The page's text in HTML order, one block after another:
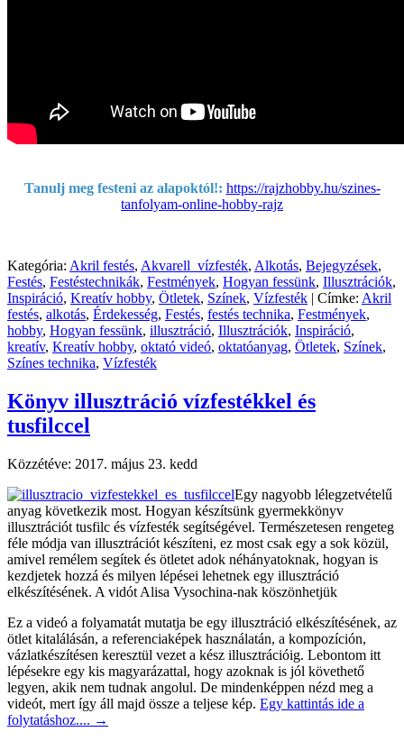
Tanulj meg festeni az alapoktól!: https://rajzhobby.hu/szines-
tanfolyam-online-hobby-rajz
Kategória: Akril festés, Akvarell_vízfesték, Alkotás, Bejegyzések,
Festés, Festéstechnikák, Festmények, Hogyan fessünk, Illusztrációk,
Inspiráció, Kreatív hobby, Ötletek, Színek, Vízfesték | Címke: Akril
festés, alkotás, Érdekesség, Festés, festés technika, Festmények,
hobby, Hogyan fessünk, illusztráció, Illusztrációk, Inspiráció,
kreatív, Kreatív hobby, oktató videó, oktatóanyag, Ötletek, Színek,
Színes technika, Vízfesték
Könyv illusztráció vízfestékkel és
tusfilccel
Közzétéve: 2017. május 23. kedd
Egy nagyobb lélegzetvételű
anyag következik most. Hogyan készítsünk gyermekkönyv
illusztrációt tusfilc és vízfesték segítségével. Természetesen rengeteg
féle módja van illusztrációt készíteni, ez most csak egy a sok közül,
amivel remélem segítek és ötletet adok néhányatoknak, hogyan is
kezdjetek hozzá és milyen lépései lehetnek egy illusztráció
elkészítésének. A vidót Alisa Vysochina-nak köszönhetjük
Ez a videó a folyamatát mutatja be egy illusztráció elkészítésének, az
ötlet kitalálásán, a referenciaképek használatán, a kompozíción,
vázlatkészítésen keresztül vezet a kész illusztrációig. Lebontom itt
lépésekre egy kis magyarázattal, hogy azoknak is jól követhető
legyen, akik nem tudnak angolul. De mindenképpen nézd meg a
videót, mert így áll majd össze a teljese kép. Egy kattintás ide a
folytatáshoz.... →